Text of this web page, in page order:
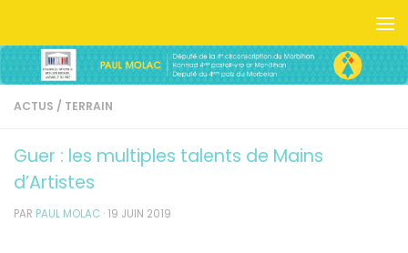
ACTUS / TERRAIN
Guer : les multiples talents de Mains
d’Artistes
PAR PAUL MOLAC · 19 JUIN 2019